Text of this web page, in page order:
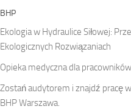
BHP
Ekologia w Hydraulice Siłowej:
Ekologicznych Rozwiązaniach
Opieka medyczna dla pracowników
Zostań audytorem i znajdź pracę
BHP Warszawa.